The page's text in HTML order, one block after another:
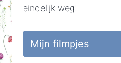
eindelijk weg!
Mijn filmpjes